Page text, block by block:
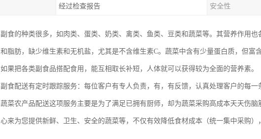
经过检查报告 安全性
副食的种类很多，如肉类、蛋类、奶类、禽类、鱼类、豆类和蔬菜等。其营养作用
和脂肪，缺少维生素和无机盐，尤其是不含维生素C。蔬菜中含有少量蛋白质，但富
如果把各类副食品搭配食用，能互相取长补短，人体就可以获得较为全面的营养素。
副食配送有定时跟踪服务：每位客户有专人负责，有，有反馈，认真处理客户的每一
蔬菜农产品配送这项服务主要是为了满足已拥有厨师，却为蔬菜采购高成本天天伤
心来为您提供新鲜、卫生、安全的蔬菜等，不仅有效降低食材成本（统一集中采购